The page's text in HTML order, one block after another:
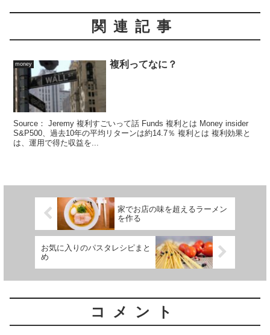
関連記事
money 複利ってなに？
Source： Jeremy 複利すごいって話 Funds 複利とは Money insider
S&P500、過去10年の平均リターンは約14.7％ 複利とは 複利効果と
は、運用で得た収益を...
家でお店の味を超えるラーメン
を作る
お気に入りのパスタレシピまと
め
コメント